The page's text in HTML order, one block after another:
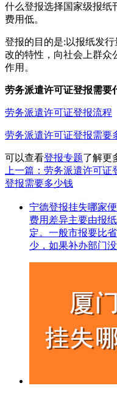
什么登报选择国家级报纸
费用低。
登报的目的是:以报纸发
改的特性，向社会上群众
作用。
劳务派遣许可证登报需要
劳务派遣许可证登报流程
劳务派遣许可证登报需要
可以查看登报专题了解更
上一篇：劳务派遣许可证
登报需要多少钱
宁德登报挂失哪家
费用差异主要由报
定。一般市报要比
少，如果补办部门